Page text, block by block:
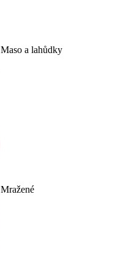
Maso a lahůdky
Mražené